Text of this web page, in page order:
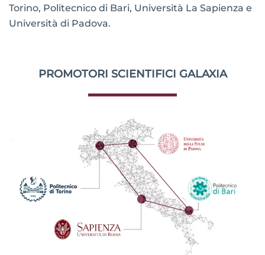
Torino, Politecnico di Bari, Università La Sapienza e
Università di Padova.
PROMOTORI SCIENTIFICI GALAXIA